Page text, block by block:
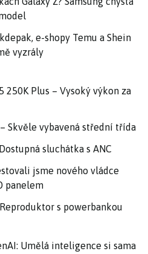
e-shopy Temu a Shein
vyzrály
250K Plus – Vysoký výkon za
Skvěle vybavená střední třída
sluchátka s ANC
jsme nového vládce
panelem
s powerbankou
Umělá inteligence si sama